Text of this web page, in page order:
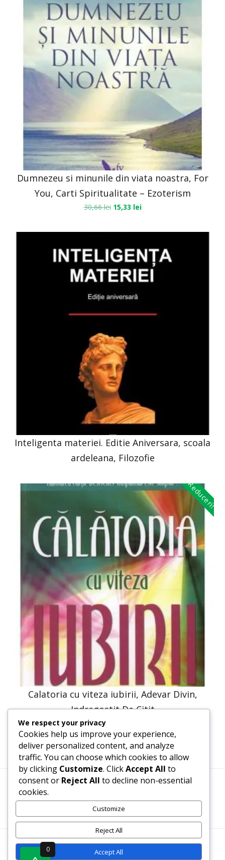
Dumnezeu si minunile din viata noastra, For
You, Carti Spiritualitate – Ezoterism
30,66lei 15,33 lei
Inteligenta materiei. Editie Aniversara, scoala
ardeleana, Filozofie
Reduceri!
Calatoria cu viteza iubirii, Adevar Divin,
Indragostit De Citit
30,66lei
Termeni, Condiții & Protecția Datelor (GDPR)
WWW.RECENZII-CARTI.RO ©2026 TOATE DREPTURILE
REZERVATE
We respect your privacy
Cookies help us improve your experience,
deliver personalized content, and analyze
traffic. You can choose which cookies to allow
by clicking Customize. ClickAccept All to
consent or Reject All to decline non-essential
cookies.
Customize
Reject All
Accept All
0